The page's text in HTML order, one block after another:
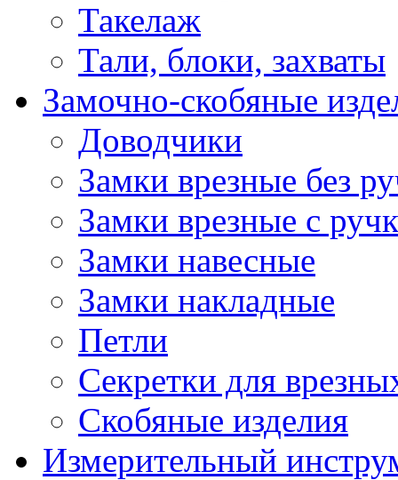
Такелаж
Тали, блоки, захваты
Замочно-скобяные
Доводчики
Замки врезные без
Замки врезные с
Замки навесные
Замки накладные
Петли
Секретки для
Скобяные изделия
Измерительный